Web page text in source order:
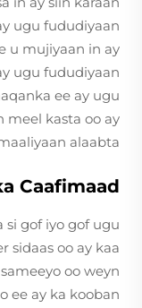
ugu fududiyaan
u mujiyaan in ay
ugu fududiyaan
ee ay ugu
kasta oo ay
alaabta
Caafimaad
si gof iyo gof ugu
sidaas oo ay kaa
oo weyn
ee ay ka kooban